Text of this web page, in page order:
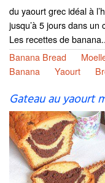
du yaourt grec idéal à
jusqu’à 5 jours dans
Les recettes de
Banana Bread
Banana
Yaourt
Gateau au yaourt